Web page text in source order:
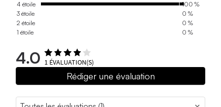
4 étoile
100 %
3 étoile
0 %
2 étoile
0 %
1 étoile
0 %
4.0 1 ÉVALUATION(S)
Rédiger une évaluation